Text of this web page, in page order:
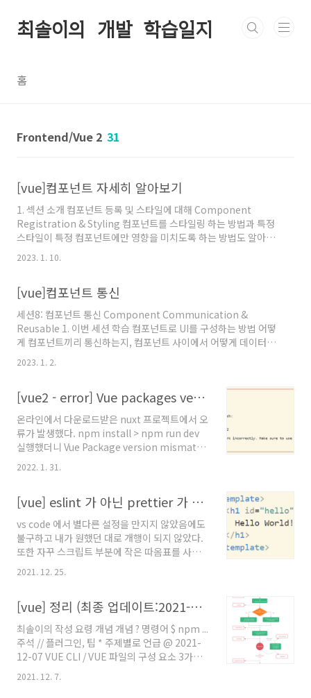
최솔이의 개발 학습일지
홈
Frontend/Vue 2 31
[vue]컴포넌트 자세히 알아보기
1. 섹션 소개 컴포넌트 등록 및 스타일에 대해 Component
Registration & Styling 컴포넌트를 스타일링 하는 방법과 특정
스타일이 특정 컴포넌트에만 영향을 미치도록 하는 방법도 알아본
다 슬롯과 동적 컴포넌트 Slots & Dynamic Components 컴포
넌트 이름과 프로젝트 폴더 구조 Naming & Folder structure 2.
Components main.js에서 app.component('the-header',
TheHeader); 처럼 설정하는건 vue앱의 전역에서 사용할 수 있는
컴포넌트다. 하지만 컴포넌트를 등록하는 방법 중에서 가장 좋은 방
법은 아니다. 한가지 잠재적 단점이 있다. 모든 컴..
2023. 1. 10.
[vue]컴포넌트 통신
세션8: 컴포넌트 통신 Component Communication &
Reusable 1. 이번 세션 학습 컴포넌트로 UI를 구성하는 방법 어떻
게 컴포넌트끼리 통신하는지, 컴포넌트 사이에서 어떻게 데이터를
주고 받는지 어떤 접근법이 있고, 어떻게 선택 해야하는지 2. 외부에
서 데이터 받아오기 중요!같은 컴포넌트를 여러번 사용할때 매번 다
른 데이터로 설정한다는 개념 props property의 약자로 커스텀
html 속성을 의미한다. props 로 설정한 것을 vue가 인식하게 하
려면 받는 component 에서 props 를 추가해주어야한다. 가장
단순하게 받는 방법은 [ ] array 이다. props: [], 그 다음 모든 커스
텀 속성을 추가해준다. props: [ 'name', 'phoneNumbe..
2023. 1. 2.
[vue2 - error] Vue packages version mismatch:
온라인에서 다운로드받은 nuxt 프로젝트에서 오
류가 발생했다. npm install > npm run dev
실행했더니 Vue Package version mismatch
: 라는 오류가 발생. Vue packages version
mismatch: - vue@2.6.14 - vue-server-
vue와 vue-server-renderer 의 버전이 명시되
어있지 않아서 자동으로 최신 버전으로 업뎃을
했고, 그 결과 vue 와 vue-server-renderer의
버전이 일치하지 않는다는 내용. package.json
파일에 다음을 추가해준다. "vue": "^2.6.12",
"vue-server-renderer": "^2.6.12", packa..
2022. 1. 31.
[vue] eslint 가 아닌 prettier 가 적용 될 때
vs code 에서 별다른 설정을 만지지 않았음에도
불구하고 내가 원했던 대로 개행이 되지 않았다.
또한 자꾸 스크립트 부분에 작은 따옴표를 사용
한다고 설정 해두었는데 저장할때마다 큰 따옴표
로 변경되어 불편함을 느꼈다. 검색해보니 설정
+ p 로 메뉴 검색을 열어서 Open Settings
(JSON) 을 열어준다. ctrl + f로 formatter 라
고 검색해보면 "editor.defaultFormatter":
"esbenp.prettier-vscode", 이렇게 eslint 가
아닌 prettier 로 설정되어 있음을 알 수 있다. 그
부분을 아래와 같이 eslint 로 변경해주면, 성공
2021. 12. 25.
[vue] 정리 (최종 업데이트:2021-12-21)
최솔이의 작성 요령 개념 개념 ? 명령어 $ npm ...
주석 // 플러그인, 팁 * 주제별로 언급 @ 2021-
12-07 VUE CLI / VUE 파일의 구성 요소 3가지
CLI ? Command-Line Interface 를 의미한다.
터미널을 통해 프로젝트를 손쉽게 시작할 수 있
2021. 12. 7.